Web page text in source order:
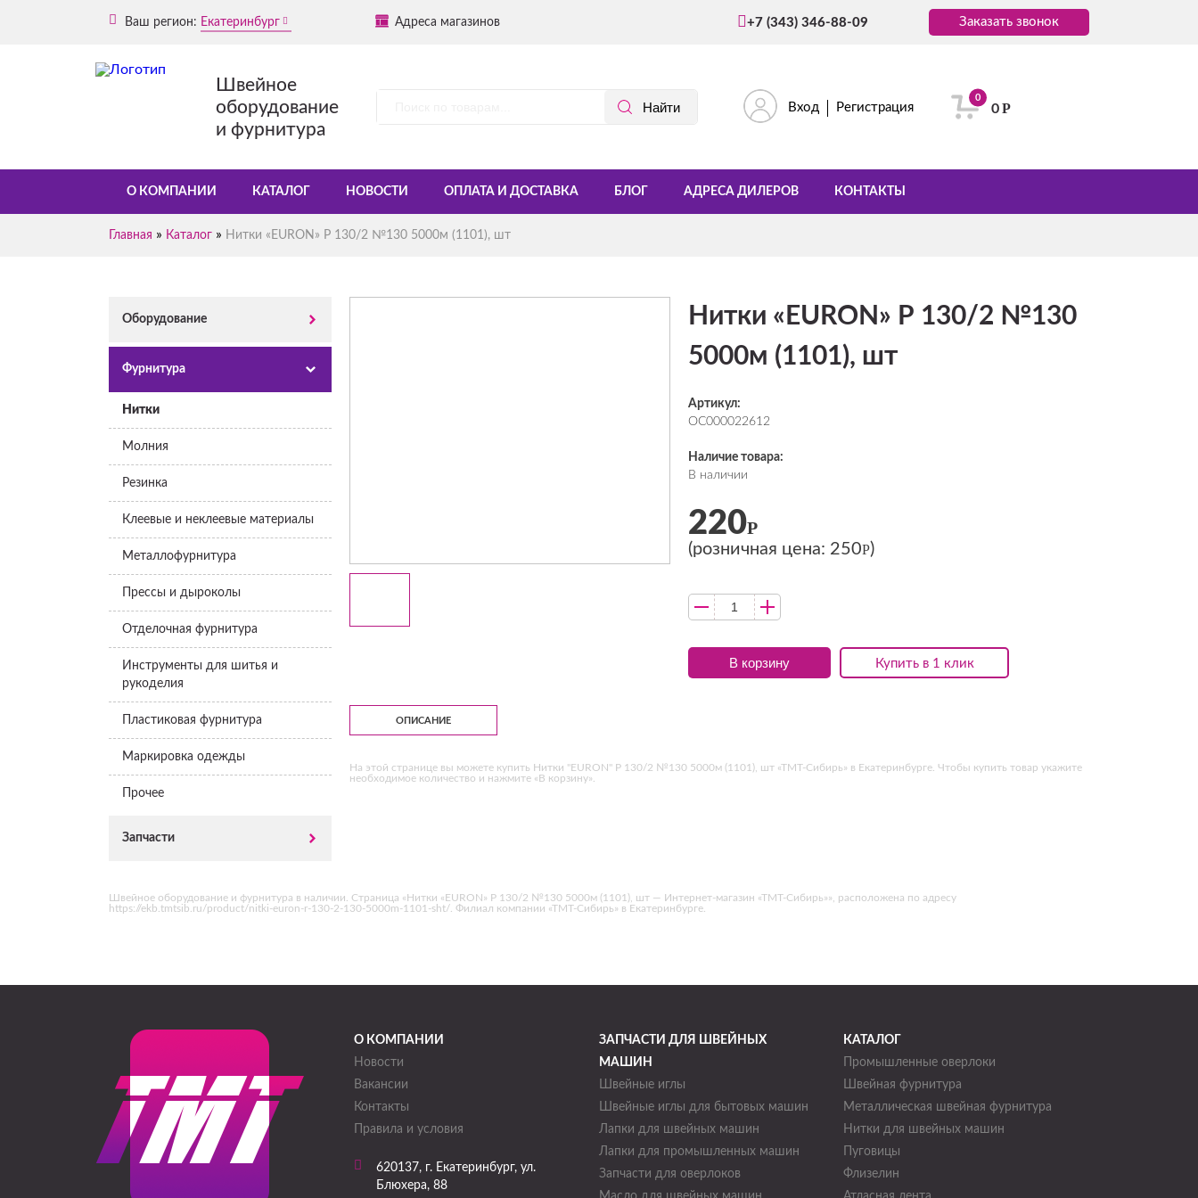
Ваш регион: Екатеринбург Адреса магазинов +7 (343) 346-88-09 Заказать звонок
Швейное
оборудование
и фурнитура
Вход Регистрация
0
0Р
О КОМПАНИИ КАТАЛОГ НОВОСТИ ОПЛАТА И ДОСТАВКА БЛОГ АДРЕСА ДИЛЕРОВ КОНТАКТЫ
Главная » Каталог » Нитки «EURON» Р 130/2 №130 5000м (1101), шт
Оборудование
Фурнитура
Нитки
Молния
Резинка
Клеевые и неклеевые материалы
Металлофурнитура
Прессы и дыроколы
Отделочная фурнитура
Инструменты для шитья и
рукоделия
Пластиковая фурнитура
Маркировка одежды
Прочее
Запчасти
Нитки «EURON» Р 130/2 №130
5000м (1101), шт
Артикул:
ОС000022612
Наличие товара:
В наличии
Купить в 1 клик
220Р
(розничная цена: 250Р)
В корзину
ОПИСАНИЕ
На этой странице вы можете купить Нитки "EURON" Р 130/2 №130 5000м (1101), шт «ТМТ-Сибирь» в Екатеринбурге. Чтобы купить товар укажите
необходимое количество и нажмите «В корзину».
Швейное оборудование и фурнитура в наличии. Страница «Нитки «EURON» Р 130/2 №130 5000м (1101), шт — Интернет-магазин «ТМТ-Сибирь»», расположена по адресу
https://ekb.tmtsib.ru/product/nitki-euron-r-130-2-130-5000m-1101-sht/. Филиал компании «ТМТ-Сибирь» в Екатеринбурге.
О КОМПАНИИ
Новости
Вакансии
Контакты
Правила и условия
620137, г. Екатеринбург, ул.
Блюхера, 88
ЗАПЧАСТИ ДЛЯ ШВЕЙНЫХ
МАШИН
Швейные иглы
Швейные иглы для бытовых машин
Лапки для швейных машин
Лапки для промышленных машин
Запчасти для оверлоков
КАТАЛОГ
Промышленные оверлоки
Швейная фурнитура
Металлическая швейная фурнитура
Нитки для швейных машин
Пуговицы
Флизелин